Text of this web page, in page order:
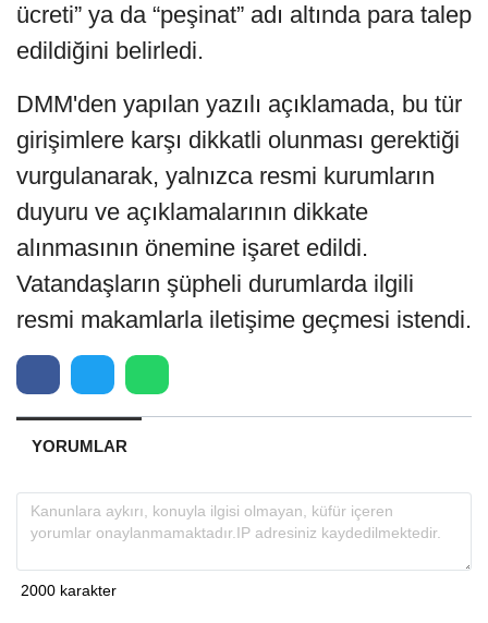
ücreti” ya da “peşinat” adı altında para talep
edildiğini belirledi.
DMM'den yapılan yazılı açıklamada, bu tür
girişimlere karşı dikkatli olunması gerektiği
vurgulanarak, yalnızca resmi kurumların
duyuru ve açıklamalarının dikkate
alınmasının önemine işaret edildi.
Vatandaşların şüpheli durumlarda ilgili
resmi makamlarla iletişime geçmesi istendi.
YORUMLAR